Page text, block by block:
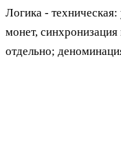
Логика -
монет,
отдельно;